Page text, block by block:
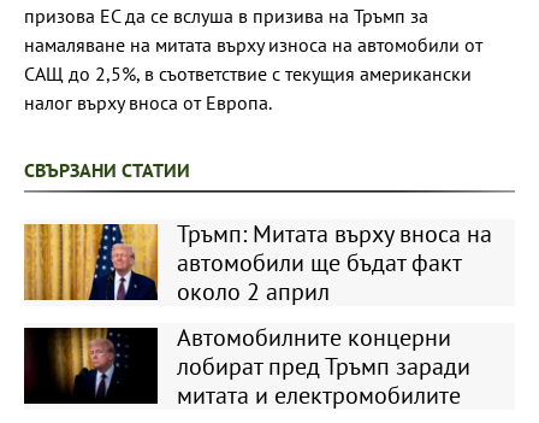
призова ЕС да се вслуша в призива на Тръмп за
намаляване на митата върху износа на автомобили от
САЩ до 2,5%, в съответствие с текущия американски
налог върху вноса от Европа.
СВЪРЗАНИ СТАТИИ
Тръмп: Митата върху вноса на
автомобили ще бъдат факт
около 2 април
Автомобилните концерни
лобират пред Тръмп заради
митата и електромобилите